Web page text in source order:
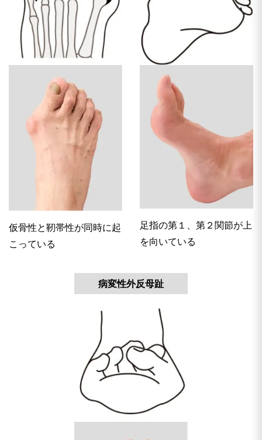
仮骨性と靭帯性が同時に起
こっている
足指の第１、第２関節が上
を向いている
病変性外反母趾